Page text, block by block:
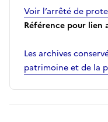
Voir l’arrêté de
Référence pour lien
Les archives
patrimoine et de la